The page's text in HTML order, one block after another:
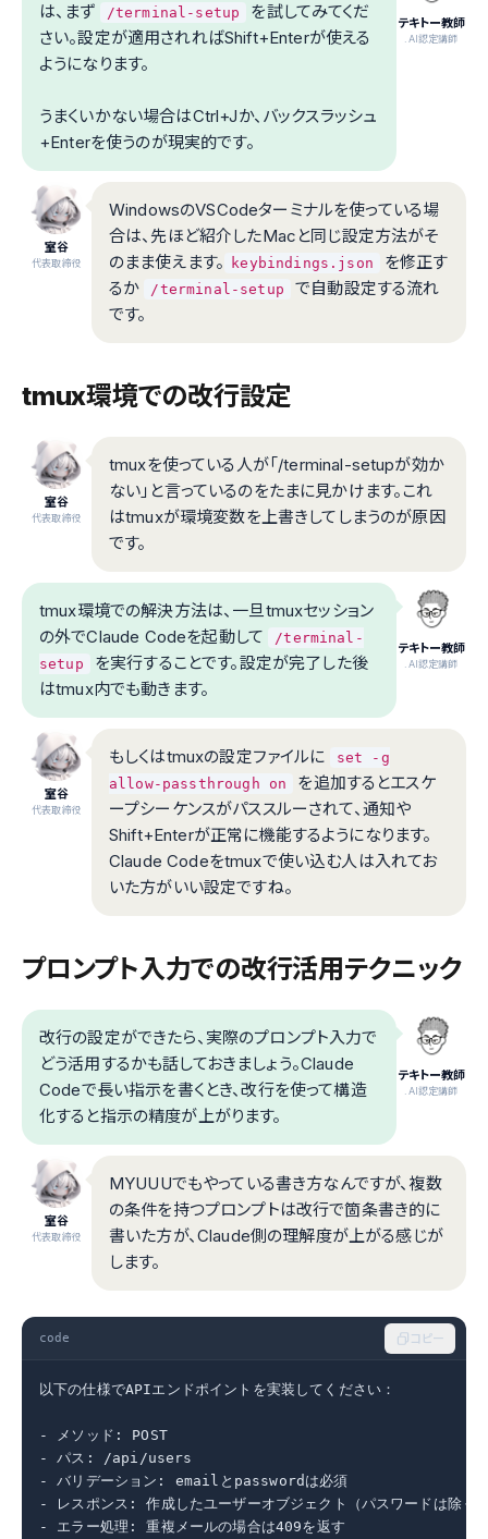
テキトー教師
.AI認定講師
は、まず /terminal-setup
を試してみてくだ
さい。設定が適用されればShift+Enterが使える
ようになります。
うまくいかない場合はCtrl+Jか、バックスラッシュ
+Enterを使うのが現実的です。
室谷
代表取締役
WindowsのVSCodeターミナルを使っている場
合は、先ほど紹介したMacと同じ設定方法がそ
のまま使えます。
keybindings.json
を修正す
るか
/terminal-setup
で自動設定する流れ
です。
tmux環境での改行設定
室谷
代表取締役
tmuxを使っている人が「/terminal-setupが効か
ない」と言っているのをたまに見かけます。これ
はtmuxが環境変数を上書きしてしまうのが原因
です。
テキトー教師
.AI認定講師
tmux環境での解決方法は、一旦tmuxセッション
の外でClaude Codeを起動して
/terminal-
setup
を実行することです。設定が完了した後
はtmux内でも動きます。
室谷
代表取締役
もしくはtmuxの設定ファイルに
set -g
allow-passthrough on
を追加するとエスケ
ープシーケンスがパススルーされて、通知や
Shift+Enterが正常に機能するようになります。
Claude Codeをtmuxで使い込む人は入れてお
いた方がいい設定ですね。
プロンプト入力での改行活用テクニック
テキトー教師
.AI認定講師
改行の設定ができたら、実際のプロンプト入力で
どう活用するかも話しておきましょう。Claude
Codeで長い指示を書くとき、改行を使って構造
化すると指示の精度が上がります。
室谷
代表取締役
MYUUUでもやっている書き方なんですが、複数
の条件を持つプロンプトは改行で箇条書き的に
書いた方が、Claude側の理解度が上がる感じが
します。
code コピー
以下の仕様でAPIエンドポイントを実装してください：
- メソッド: POST
- パス: /api/users
- バリデーション: emailとpasswordは必須
- レスポンス: 作成したユーザーオブジェクト（パスワードは除く
- エラー処理: 重複メールの場合は409を返す